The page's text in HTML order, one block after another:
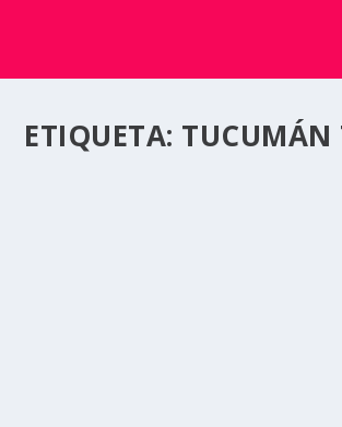
ETIQUETA: TUCUMÁN